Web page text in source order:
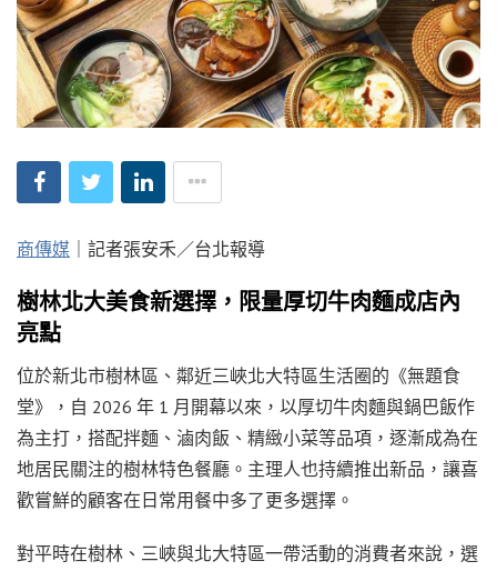
商傳媒 ｜記者張安禾／台北報導
樹林北大美食新選擇，限量厚切牛肉麵成店內
亮點
位於新北市樹林區、鄰近三峽北大特區生活圈的《無題食
堂》，自 2026 年 1 月開幕以來，以厚切牛肉麵與鍋巴飯作
為主打，搭配拌麵、滷肉飯、精緻小菜等品項，逐漸成為在
地居民關注的樹林特色餐廳。主理人也持續推出新品，讓喜
歡嘗鮮的顧客在日常用餐中多了更多選擇。
對平時在樹林、三峽與北大特區一帶活動的消費者來說，選